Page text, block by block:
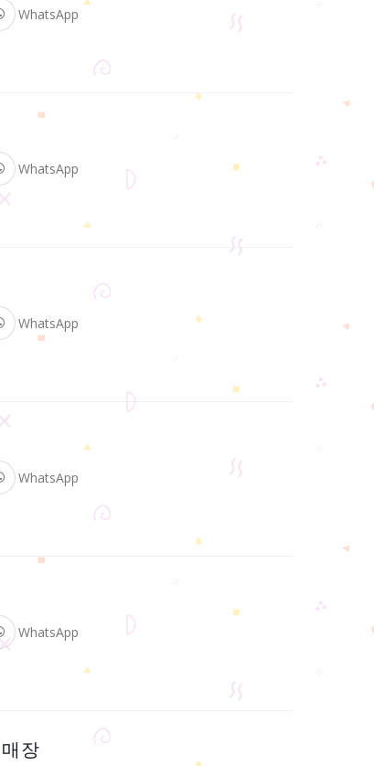
WhatsApp
WhatsApp
WhatsApp
WhatsApp
WhatsApp
장